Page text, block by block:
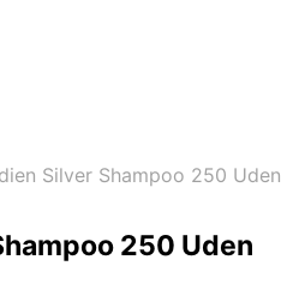
Silver Shampoo 250 Uden
250 Uden